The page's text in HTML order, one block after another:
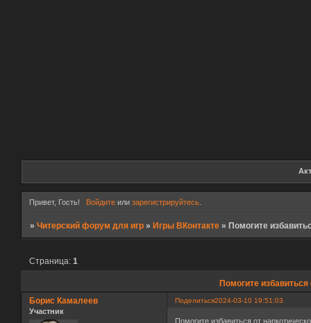
Привет, Гость! Войдитеили зарегистрируйтесь.
»Читерский форум для игр »Игры ВКонтакте »Помогите
Помогите избавиться
Страница:1
Поделиться2024-03-10 19:51:03
Борис Камалеев
Участник
Помогите избавиться от